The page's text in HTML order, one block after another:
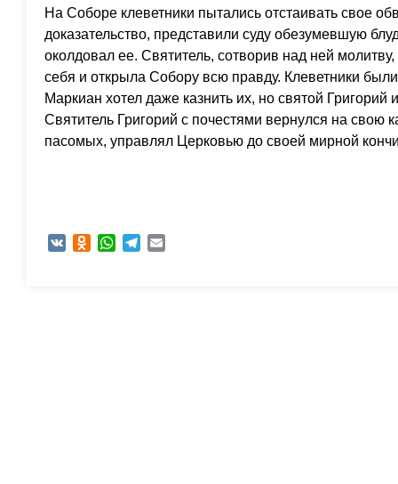
На Соборе клеветники пытались отстаивать свое
доказательство, представили суду обезумевшую
околдовал ее. Святитель, сотворив над ней
себя и открыла Собору всю правду. Клеветники
Маркиан хотел даже казнить их, но святой
Святитель Григорий с почестями вернулся на
пасомых, управлял Церковью до своей мирной
VK Odnoklassniki
WhatsAppTelegram